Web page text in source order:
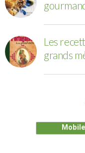
Les
grands
Mobile